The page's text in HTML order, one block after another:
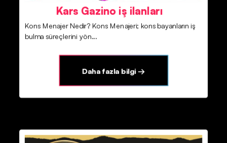
Kars Gazino iş ilanları
Kons Menajer Nedir? Kons Menajeri; kons bayanların iş
bulma süreçlerini yön...
Daha fazla bilgi →